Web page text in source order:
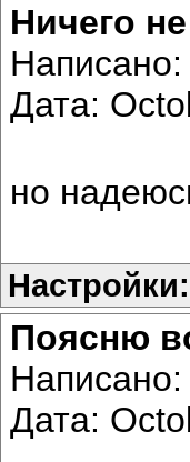
Ничего
Написано:
Дата:
но
Настройки:
Поясню
Написано:
Дата: